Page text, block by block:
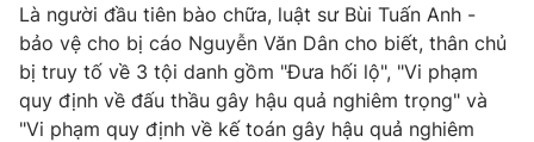
VTV9 VTV8
Liên hệ tòa soạn English
Là người đầu tiên bào chữa, luật sư Bùi Tuấn Anh -
bảo vệ cho bị cáo Nguyễn Văn Dân cho biết, thân chủ
bị truy tố về 3 tội danh gồm "Đưa hối lộ", "Vi phạm
quy định về đấu thầu gây hậu quả nghiêm trọng" và
"Vi phạm quy định về kế toán gây hậu quả nghiêm